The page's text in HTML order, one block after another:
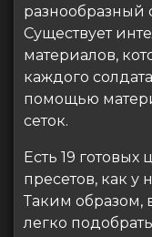
разнообразный
Существует
материалов,
каждого
помощью
сеток.
Есть 19
пресетов, как у
Таким образом,
легко